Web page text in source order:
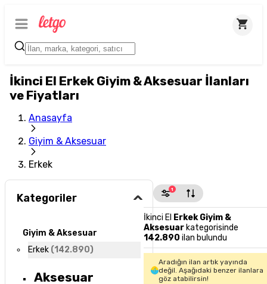
İkinci El Erkek Giyim & Aksesuar İlanları
ve Fiyatları
Anasayfa
Giyim & Aksesuar
Erkek
Kategoriler
Giyim & Aksesuar
Erkek (142.890)
Aksesuar
1
İkinci El Erkek Giyim &
Aksesuarkategorisinde
142.890 ilan bulundu
Aradığın ilan artık yayında
değil. Aşağıdaki benzer ilanlara
göz atabilirsin!